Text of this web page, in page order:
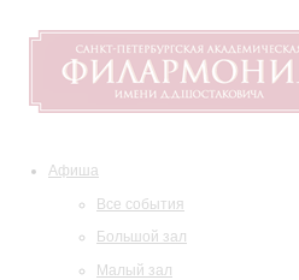
Афиша
Все события
Большой зал
Малый зал